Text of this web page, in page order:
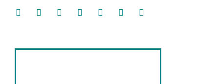
facebooksoundcloud
twitter mastodoninstagramthreads goodreads